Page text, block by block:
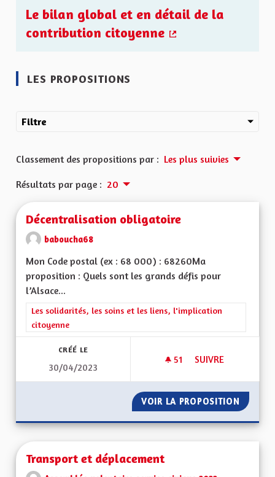
Le bilan global et en détail de la
contribution citoyenne
LES PROPOSITIONS
Filtre
Classement des propositions par : Les plus suivies
Résultats par page : 20
Décentralisation obligatoire
baboucha68
Mon Code postal (ex : 68 000) : 68260Ma
proposition : Quels sont les grands défis pour
l’Alsace...
Filtrer les résultats de la catégorie : Les solidarités, les soins
Les solidarités, les soins et les liens, l'implication
citoyenne
CRÉÉ LE
30/04/2023
51 51 ABONNÉS
SUIVRE
VOIR LA PROPOSITION
Transport et déplacement